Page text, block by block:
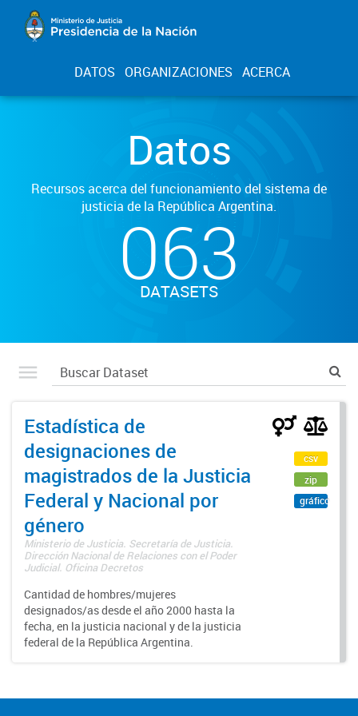
DATOS ORGANIZACIONES ACERCA
Datos
Recursos acerca del funcionamiento del sistema de
justicia de la República Argentina.
063
DATASETS
Estadística de
designaciones de
magistrados de la Justicia
Federal y Nacional por
género
Ministerio de Justicia. Secretaría de Justicia.
Dirección Nacional de Relaciones con el Poder
Judicial. Oficina Decretos
Cantidad de hombres/mujeres
designados/as desde el año 2000 hasta la
fecha, en la justicia nacional y de la justicia
federal de la República Argentina.
csv
zip
gráfico